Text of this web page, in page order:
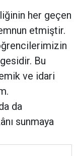
her geçen
etmiştir.
Bu
ve idari
da
sunmaya